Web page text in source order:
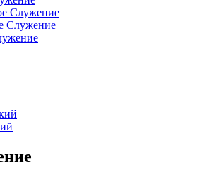
Служение
Служение